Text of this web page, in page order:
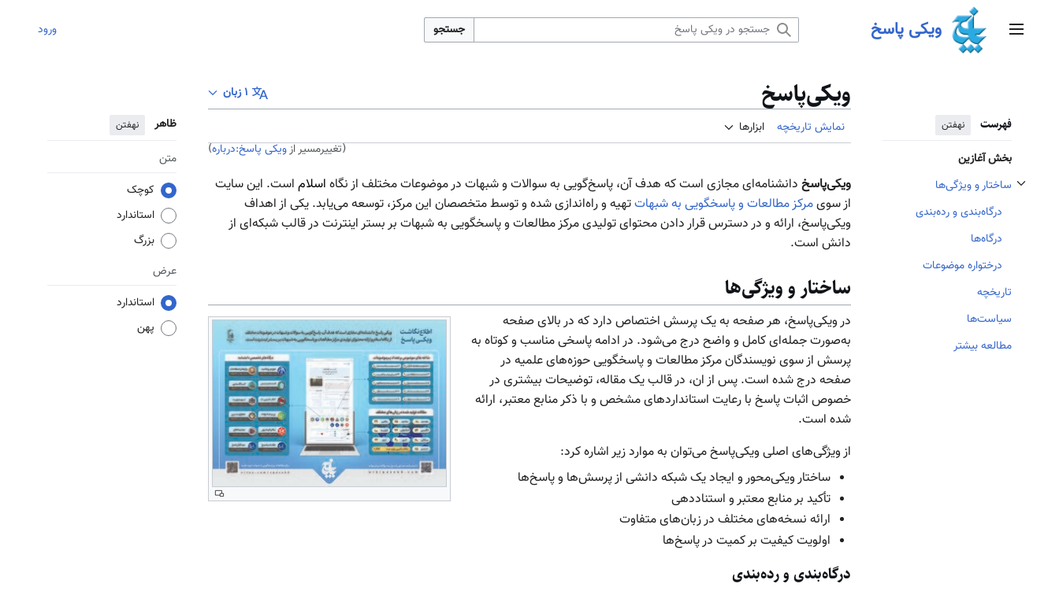
منوی اصلی ویکی پاسخ جستجو ورود
فهرست نهفتن
بخش آغازین
ساختار و ویژگی‌ها
تغییر وضعیت زیربخش‌های ساختار و ویژگی‌ها
درگاه‌بندی و رده‌بندی
درگاه‌ها
درختواره موضوعات
تاریخچه
سیاست‌ها
مطالعه بیشتر
ویکی‌پاسخ
۱ زبان
نمایش تاریخچه
ابزارها ظاهر نهفتن
متن
کوچک
استاندارد
بزرگ
عرض
استاندارد
پهن
(تغییرمسیر ازویکی پاسخ:درباره)
ویکی‌‌پاسخ دانشنامه‌ای مجازی است که هدف آن، پاسخ‌گویی به سوالات و شبهات در موضوعات مختلف از نگاه اسلام است. این سایت
از سویمرکز مطالعات و پاسخگویی به شبهاتتهیه و راه‌اندازی شده و توسط متخصصان این مرکز، توسعه می‌یابد. یکی از اهداف
ویکی‌پاسخ، ارائه و در دسترس قرار دادن محتوای تولیدی مرکز مطالعات و پاسخگویی به شبهات بر بستر اینترنت در قالب شبکه‌ای از
دانش است.
ساختار و ویژگی‌ها
در ویکی‌پاسخ، هر صفحه به یک پرسش اختصاص دارد که در بالای صفحه
به‌صورت جمله‌ای کامل و واضح درج می‌شود. در ادامه پاسخی مناسب و کوتاه به
پرسش از سوی نویسندگان مرکز مطالعات و پاسخگویی حوزه‌های علمیه در
صفحه درج شده است. پس از ان، در قالب یک مقاله، توضیحات بیشتری در
خصوص اثبات پاسخ با رعایت استانداردهای مشخص و با ذکر منابع معتبر، ارائه
شده است.
از ویژگی‌های اصلی ویکی‌پاسخ می‌توان به موارد زیر اشاره کرد:
ساختار ویکی‌محور و ایجاد یک شبکه دانشی از پرسش‌ها و پاسخ‌ها
تأکید بر منابع معتبر و استناددهی
ارائه نسخه‌های مختلف در زبان‌های متفاوت
اولویت کیفیت بر کمیت در پاسخ‌ها
درگاه‌بندی و رده‌بندی